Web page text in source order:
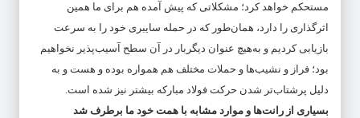
مستحکم خواهد کرد؛ مشکلاتی که پیش آمده هم برای ما همین
اثرگذاری را دارد، همان‌طور که در حمله سایبری خود را به سرعت
بازیابی کردیم و به‌هیچ عنوان دیگربار در آن سطح آسیب‌پذیر نخواهیم
بود؛ فراز و نشیب‌ها و حملات مختلف هم همواره بوده و هست و به
دلیل پرشتاب‌تر شدن حرکت فولاد مبارکه بیشتر نیز شده است.
بسیاری از رانت‌ها و موارد مشابه با همت خود ما برطرف شد